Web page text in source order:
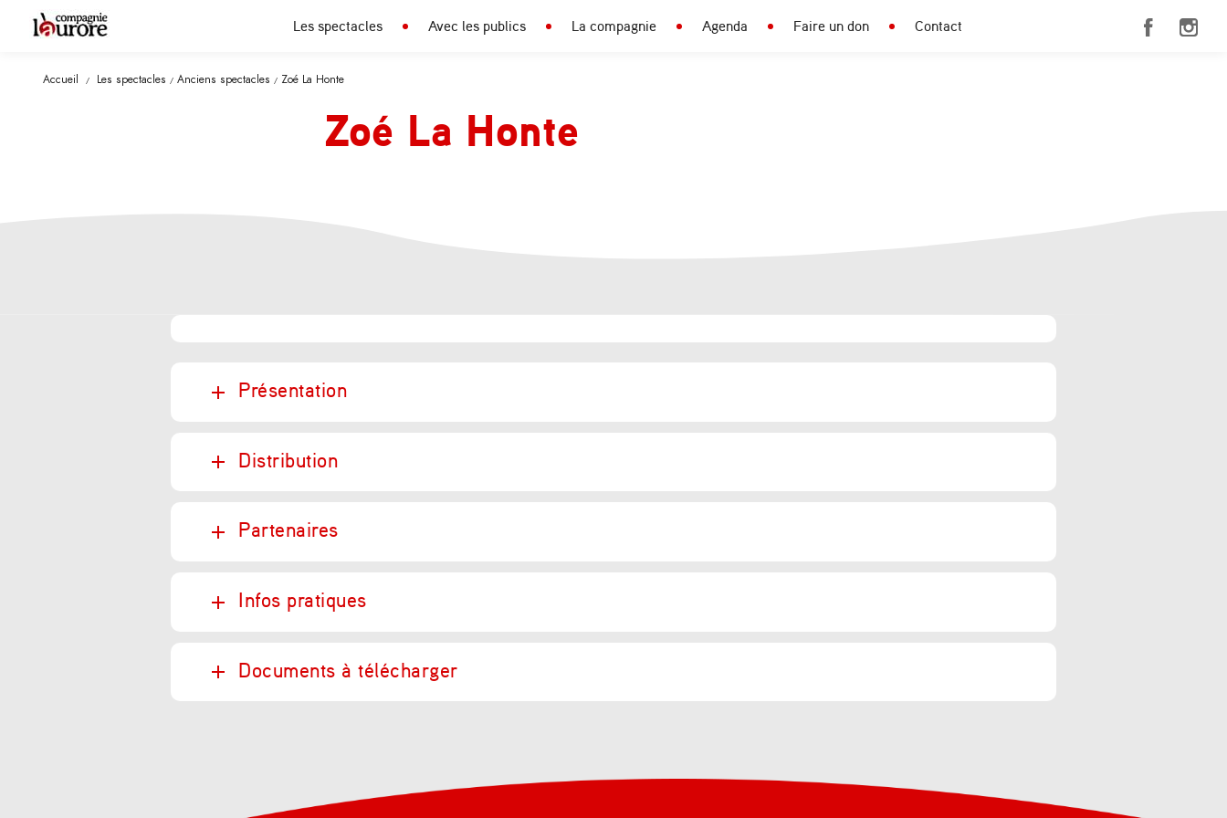
Les spectacles Avec les publics La compagnie Agenda Faire un don Contact
Accueil / Les spectacles / Anciens spectacles / Zoé La Honte
Zoé La Honte
Présentation
Distribution
Partenaires
Infos pratiques
Documents à télécharger